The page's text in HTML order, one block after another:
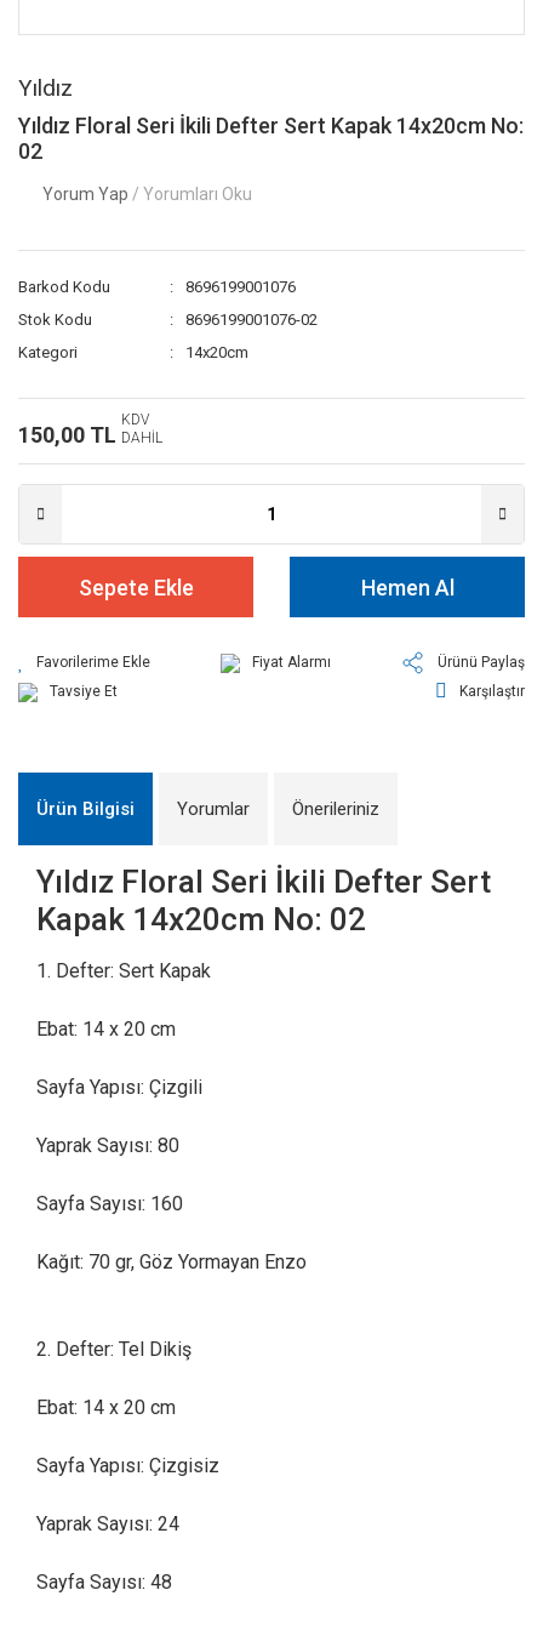
Yıldız
Yıldız Floral Seri İkili Defter Sert Kapak 14x20cm No:
02
Yorum Yap / Yorumları Oku
Barkod Kodu
8696199001076
Stok Kodu
8696199001076-02
Kategori
14x20cm
150,00 TL
KDV
DAHİL
Sepete Ekle Hemen Al
Fiyat Alarmı
Ürünü Paylaş
Tavsiye Et
Karşılaştır
Ürün Bilgisi Yorumlar Önerileriniz
Yıldız Floral Seri İkili Defter Sert
Kapak 14x20cm No: 02
1. Defter: Sert Kapak
Ebat: 14 x 20 cm
Sayfa Yapısı: Çizgili
Yaprak Sayısı: 80
Sayfa Sayısı: 160
Kağıt: 70 gr, Göz Yormayan Enzo
2. Defter: Tel Dikiş
Ebat: 14 x 20 cm
Sayfa Yapısı: Çizgisiz
Yaprak Sayısı: 24
Sayfa Sayısı: 48